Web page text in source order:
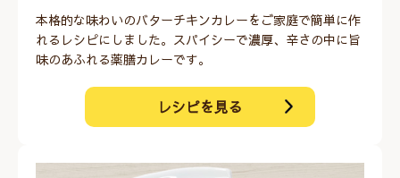
本格的な味わいのバターチキンカレーをご家庭で簡単に作
れるレシピにしました。スパイシーで濃厚、辛さの中に旨
味のあふれる薬膳カレーです。
レシピを見る